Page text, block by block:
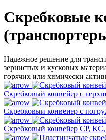
Скребковые
Надежное решение для
зернистых и кусковых
горячих или химически
Скребковый конвейер с
Скребковый конвейер с
Скребковый конвейер СР,